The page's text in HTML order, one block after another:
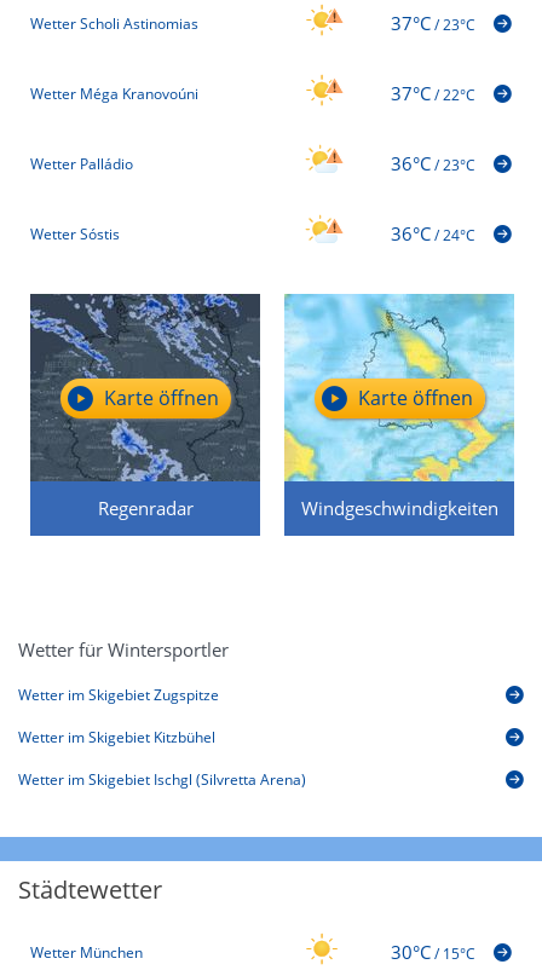
Wetter Scholi Astinomias 37°C/23°C
Wetter Méga Kranovoúni 37°C/22°C
Wetter Palládio 36°C/23°C
Wetter Sóstis 36°C/24°C
Regenradar
Karte öffnen
Windgeschwindigkeiten
Karte öffnen
Wetter für Wintersportler
Wetter im Skigebiet Zugspitze
Wetter im Skigebiet Kitzbühel
Wetter im Skigebiet Ischgl (Silvretta Arena)
Städtewetter
Wetter München 30°C/15°C